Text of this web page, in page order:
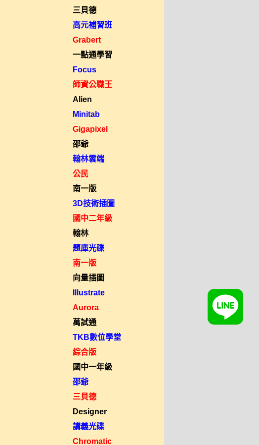
三貝德
高元補習班
Grabert
一點通學習
Focus
師資公職王
Alien
Minitab
Gigapixel
邵爺
翰林雲端
公民
南一版
3D技術插圖
國中二年級
翰林
題庫光碟
南一版
向量插圖
Illustrate
Aurora
萬試通
TKB數位學堂
綜合版
國中一年級
邵爺
三貝德
Designer
講義光碟
Chromatic